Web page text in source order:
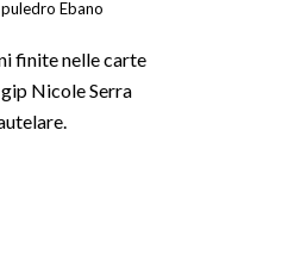
Ebano
finite nelle carte
Nicole Serra